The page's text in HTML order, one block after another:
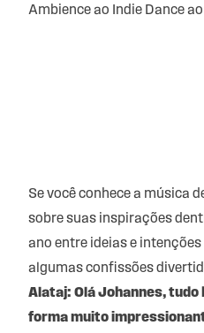
Ambience ao Indie Dance
Se você conhece a música
sobre suas inspirações
ano entre ideias e
algumas confissões
Alataj: Olá Johannes, tudo
forma muito